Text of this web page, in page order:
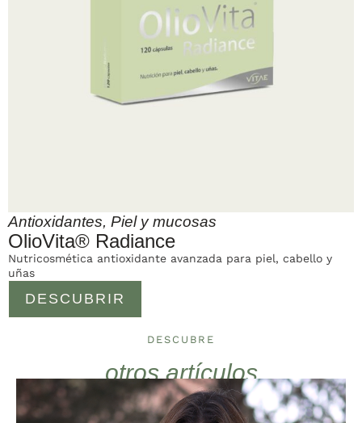
Antioxidantes, Piel y mucosas
OlioVita® Radiance
DESCUBRIR
Nutricosmética antioxidante avanzada para piel, cabello y
uñas
DESCUBRE
otros artículos